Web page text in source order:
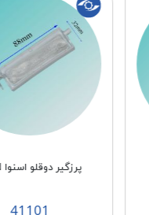
پرزگیر دوقلو اسنوا MPN